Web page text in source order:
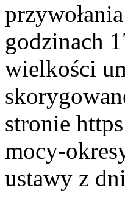
godzinach
wielkości
stronie
mocy-
ustawy z